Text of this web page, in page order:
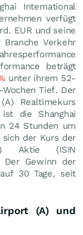
International
verfügt
EUR und seine
Verkehr
beträgt
unter ihrem 52-
Tief. Der
Realtimekurs
die Shanghai
24 Stunden um
der Kurs der
Aktie (ISIN
Gewinn der
30 Tage, seit
(A) und